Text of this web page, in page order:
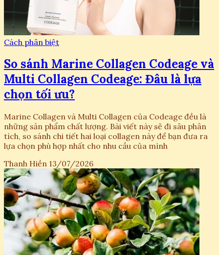
Cách phân biệt
So sánh Marine Collagen Codeage và
Multi Collagen Codeage: Đâu là lựa
chọn tối ưu?
Marine Collagen và Multi Collagen của Codeage đều là
những sản phẩm chất lượng. Bài viết này sẽ đi sâu phân
tích, so sánh chi tiết hai loại collagen này để bạn đưa ra
lựa chọn phù hợp nhất cho nhu cầu của mình
Thanh Hiền 13/07/2026